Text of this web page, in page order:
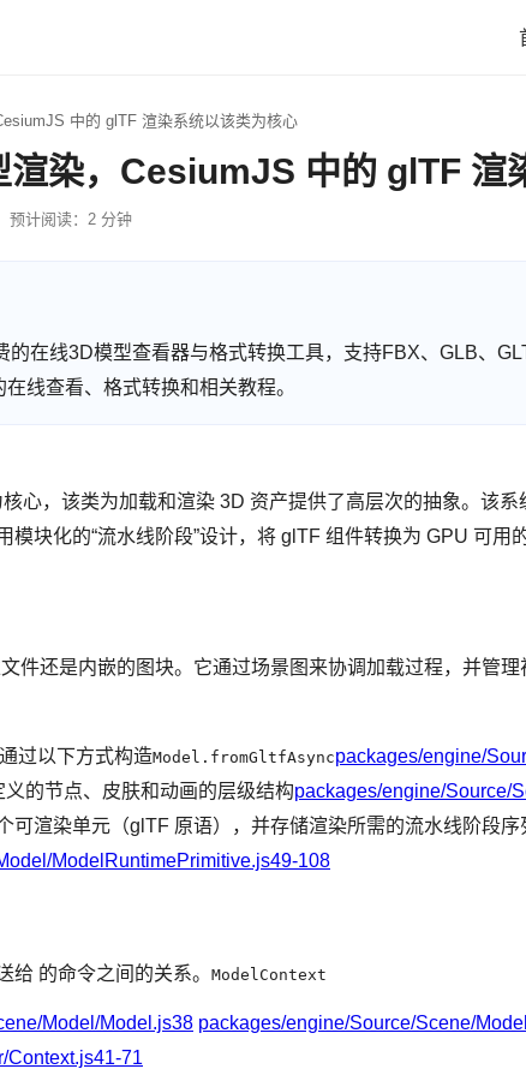
中的 glTF 渲染系统以该类为核心
染，CesiumJS 中的 glTF 渲
预计阅读：2 分钟
在线3D模型查看器与格式转换工具，支持FBX、GLB、
线查看、格式转换和相关教程。
心，该类为加载和渲染 3D 资产提供了高层次的抽象。该
块化的“流水线阶段”设计，将 glTF 组件转换为 GPU 可用
件还是内嵌的图块。它通过场景图来协调加载过程，并管理
过以下方式构造Model.fromGltfAsyncpackages/engine/
义的节点、皮肤和动画的层级结构packages/engine/Source/
可渲染单元（glTF 原语），并存储渲染所需的流水线阶段序
ModelRuntimePrimitive.js49-108
的命令之间的关系。 ModelContext
Model/Model.js38 packages/engine/Source/Scene/
Context.js41-71